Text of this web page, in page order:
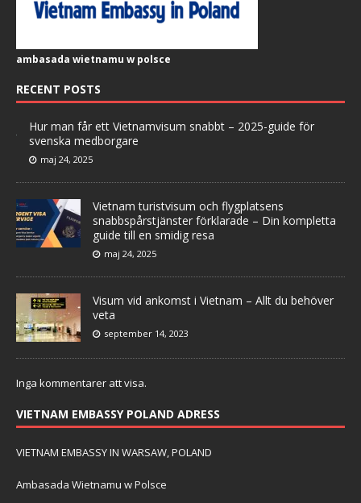
ambasada wietnamu w polsce
RECENT POSTS
Hur man får ett Vietnamvisum snabbt – 2025-guide för
svenska medborgare
maj 24, 2025
Vietnam turistvisum och flygplatsens
snabbspårstjänster förklarade – Din kompletta
guide till en smidig resa
maj 24, 2025
Visum vid ankomst i Vietnam – Allt du behöver
veta
september 14, 2023
Inga kommentarer att visa.
VIETNAM EMBASSY POLAND ADRESS
VIETNAM EMBASSY IN WARSAW, POLAND
Ambasada Wietnamu w Polsce